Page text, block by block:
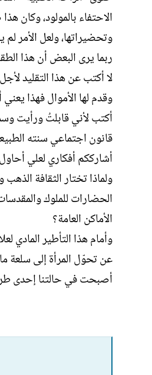
الاحتفاء بالمولود، وكان
وتحضيراتها، ولعل الأمر لم
ربما يرى البعض أن هذا
لا أكتب عن هذا التقليد
وقدم لها الأموال فهذا يعني
أكتب لأني قابلتُ ورأيت
قانون اجتماعي سنته
أشارككم أفكاري لعلي
ولماذا تختار الثقافة
الحضارات للملوك
الأماكن العامة؟
وأمام هذا التأطير المادي
عن تحوّل المرأة إلى سلعة
أصبحت في حالتنا إحدى